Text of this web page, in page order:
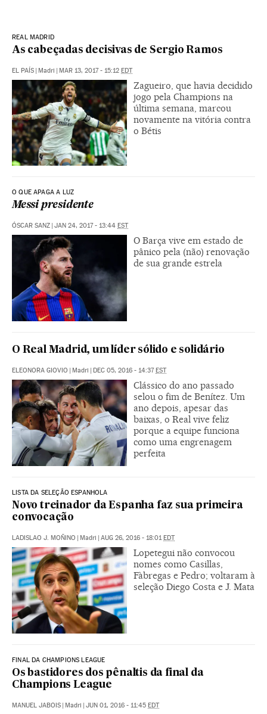
REAL MADRID
As cabeçadas decisivas de Sergio Ramos
EL PAÍS | Madri | MAR 13, 2017 - 15:12 EDT
Zagueiro, que havia decidido
jogo pela Champions na
última semana, marcou
novamente na vitória contra
o Bétis
O QUE APAGA A LUZ
Messi presidente
ÓSCAR SANZ JAN 24, 2017 - 13:44 EST
O Barça vive em estado de
pânico pela (não) renovação
de sua grande estrela
O Real Madrid, um líder sólido e solidário
ELEONORA GIOVIO Madri DEC 05, 2016 - 14:37 EST
Clássico do ano passado
selou o fim de Benítez. Um
ano depois, apesar das
baixas, o Real vive feliz
porque a equipe funciona
como uma engrenagem
perfeita
LISTA DA SELEÇÃO ESPANHOLA
Novo treinador da Espanha faz sua primeira
convocação
LADISLAO J. MOÑINO Madri AUG 26, 2016 - 18:01 EDT
Lopetegui não convocou
nomes como Casillas,
Fàbregas e Pedro; voltaram à
seleção Diego Costa e J. Mata
FINAL DA CHAMPIONS LEAGUE
Os bastidores dos pênaltis da final da
Champions League
MANUEL JABOIS Madri JUN 01, 2016 - 11:45 EDT